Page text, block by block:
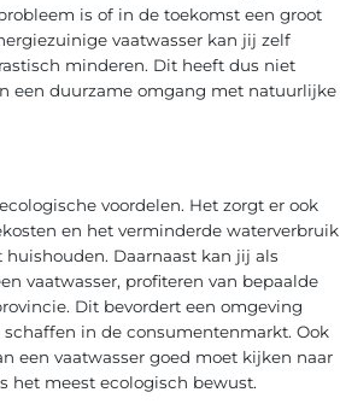
is of in de toekomst een groot
vaatwasser kan jij zelf
minderen. Dit heeft dus niet
een duurzame omgang met natuurlijke
voordelen. Het zorgt er ook
en het verminderde waterverbruik
Daarnaast kan jij als
vaatwasser, profiteren van bepaalde
Dit bevordert een omgeving
in de consumentenmarkt. Ook
een vaatwasser goed moet kijken naar
het meest ecologisch bewust.